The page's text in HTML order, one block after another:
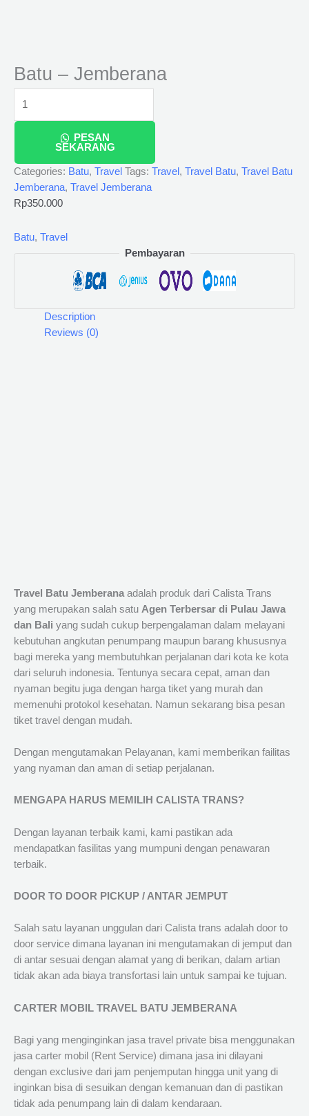
Batu – Jemberana
PESAN
SEKARANG
Categories: Batu, Travel Tags: Travel , Travel Batu, Travel Batu
Jemberana, Travel Jemberana
Rp350.000
Batu, Travel
Pembayaran
Description
Reviews (0)
Travel Batu Jemberana adalah produk dari Calista Trans
yang merupakan salah satu Agen Terbersar di Pulau Jawa
dan Bali yang sudah cukup berpengalaman dalam melayani
kebutuhan angkutan penumpang maupun barang khususnya
bagi mereka yang membutuhkan perjalanan dari kota ke kota
dari seluruh indonesia. Tentunya secara cepat, aman dan
nyaman begitu juga dengan harga tiket yang murah dan
memenuhi protokol kesehatan. Namun sekarang bisa pesan
tiket travel dengan mudah.
Dengan mengutamakan Pelayanan, kami memberikan failitas
yang nyaman dan aman di setiap perjalanan.
MENGAPA HARUS MEMILIH CALISTA TRANS?
Dengan layanan terbaik kami, kami pastikan ada
mendapatkan fasilitas yang mumpuni dengan penawaran
terbaik.
DOOR TO DOOR PICKUP / ANTAR JEMPUT
Salah satu layanan unggulan dari Calista trans adalah door to
door service dimana layanan ini mengutamakan di jemput dan
di antar sesuai dengan alamat yang di berikan, dalam artian
tidak akan ada biaya transfortasi lain untuk sampai ke tujuan.
CARTER MOBIL TRAVEL BATU JEMBERANA
Bagi yang menginginkan jasa travel private bisa menggunakan
jasa carter mobil (Rent Service) dimana jasa ini dilayani
dengan exclusive dari jam penjemputan hingga unit yang di
inginkan bisa di sesuikan dengan kemanuan dan di pastikan
tidak ada penumpang lain di dalam kendaraan.